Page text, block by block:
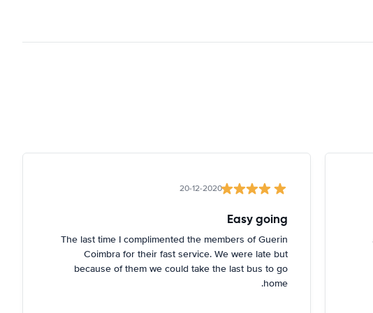
20-12-2020
Easy going
The last time I complimented the members of Guerin
Coimbra for their fast service. We were late but
because of them we could take the last bus to go
home.